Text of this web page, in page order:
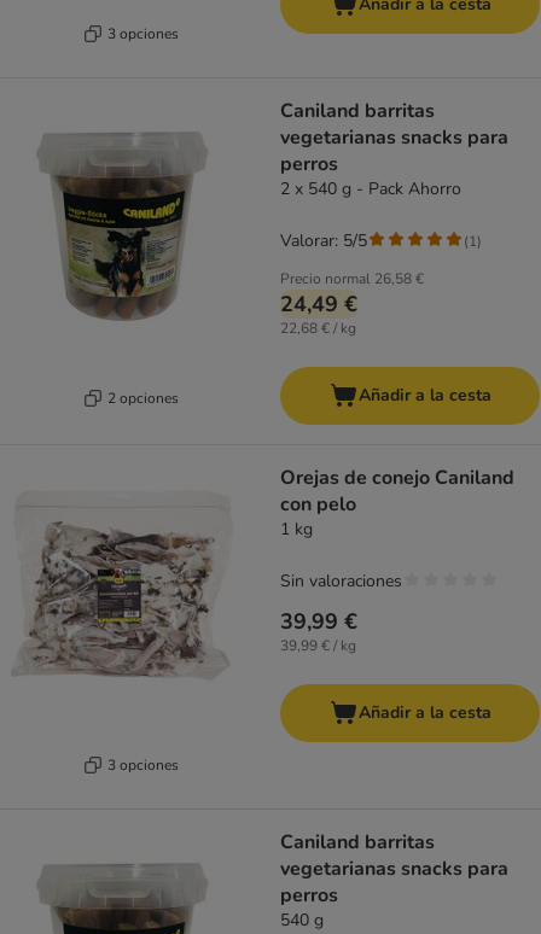
3 opciones
2 opciones
Caniland barritas
vegetarianas snacks para
perros
2 x 540 g - Pack Ahorro
Precio normal 26,58 €
24,49 €
22,68 € / kg
Valorar: 5/5 (1)
Añadir a la cesta
3 opciones
Orejas de conejo Caniland
con pelo
1 kg
39,99 €
39,99 € / kg
Sin valoraciones
Añadir a la cesta
Caniland barritas
vegetarianas snacks para
perros
540 g